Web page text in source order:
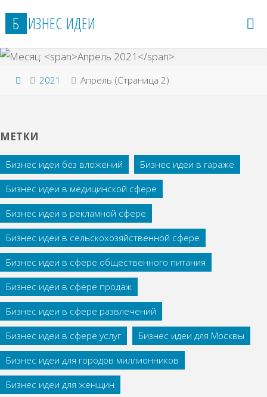
Б ИЗНЕС ИДЕИ
Главная
2021 Апрель (Страница 2)
МЕТКИ
Бизнес идеи без вложений
Бизнес идеи в гараже
Бизнес идеи в медицинской сфере
Бизнес идеи в рекламной сфере
Бизнес идеи в сельскохозяйственной сфере
Бизнес идеи в сфере общественного питания
Бизнес идеи в сфере продаж
Бизнес идеи в сфере развлечений
Бизнес идеи в сфере услуг
Бизнес идеи для Москвы
Бизнес идеи для городов миллионников
Бизнес идеи для женщин